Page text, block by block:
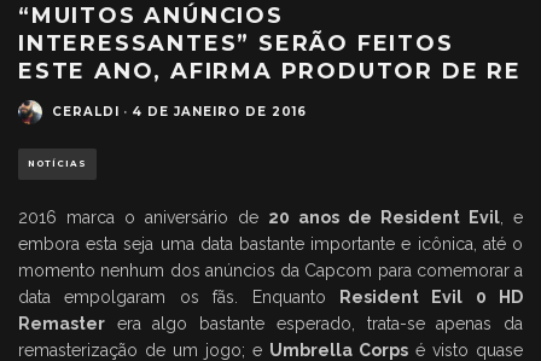
“MUITOS ANÚNCIOS
INTERESSANTES” SERÃO FEITOS
ESTE ANO, AFIRMA PRODUTOR DE RE
CERALDI · 4 DE JANEIRO DE 2016
NOTÍCIAS
2016 marca o aniversário de 20 anos de Resident Evil , e
embora esta seja uma data bastante importante e icônica, até o
momento nenhum dos anúncios da Capcom para comemorar a
data empolgaram os fãs. Enquanto
Resident Evil 0 HD
Remaster era algo bastante esperado, trata-se apenas da
remasterização de um jogo; e Umbrella Corps é visto quase